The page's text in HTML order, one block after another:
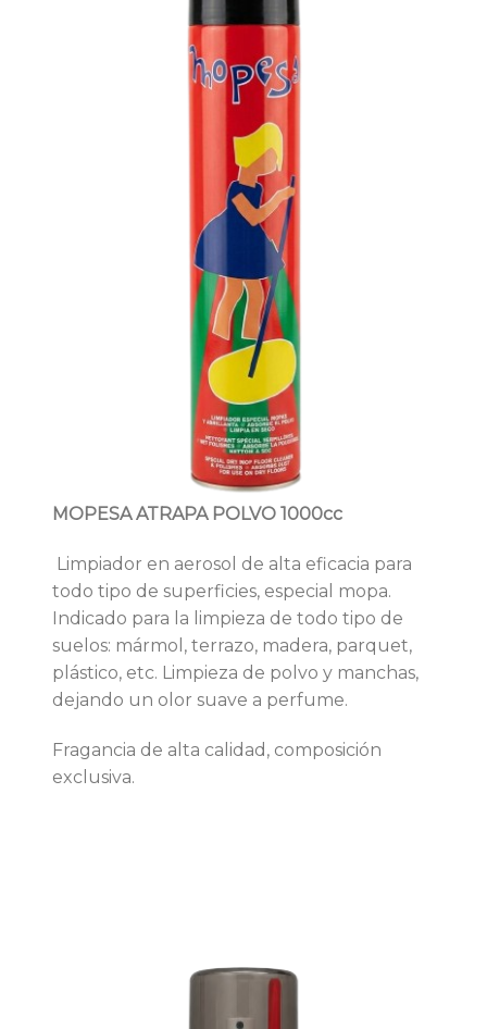
MOPESA ATRAPA POLVO 1000cc
Limpiador en aerosol de alta eficacia para
todo tipo de superficies, especial mopa.
Indicado para la limpieza de todo tipo de
suelos: mármol, terrazo, madera, parquet,
plástico, etc. Limpieza de polvo y manchas,
dejando un olor suave a perfume.
Fragancia de alta calidad, composición
exclusiva.